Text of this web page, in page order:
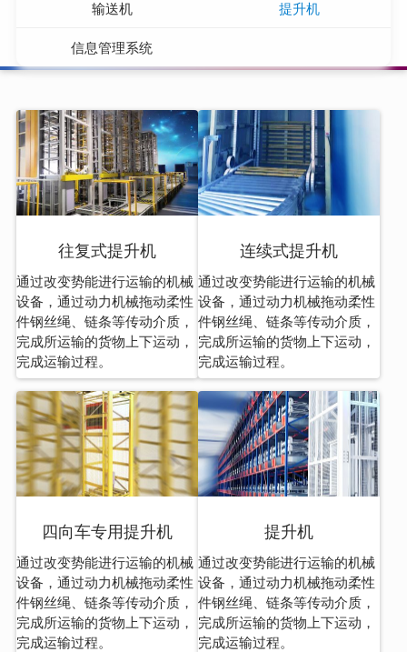
属设备
专机智
能设备
输送机
提升机
信息管理系统
往复式提升机
通过改变势能进行运输的机械
设备，通过动力机械拖动柔性
件钢丝绳、链条等传动介质，
完成所运输的货物上下运动，
完成运输过程。
连续式提升机
通过改变势能进行运输的机械
设备，通过动力机械拖动柔性
件钢丝绳、链条等传动介质，
完成所运输的货物上下运动，
完成运输过程。
四向车专用提升机
通过改变势能进行运输的机械
设备，通过动力机械拖动柔性
件钢丝绳、链条等传动介质，
完成所运输的货物上下运动，
完成运输过程。
提升机
通过改变势能进行运输的机械
设备，通过动力机械拖动柔性
件钢丝绳、链条等传动介质，
完成所运输的货物上下运动，
完成运输过程。